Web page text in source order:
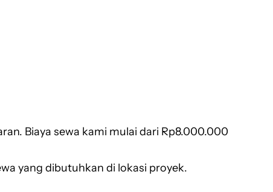
Biaya sewa kami mulai dari Rp8.000.000
yang dibutuhkan di lokasi proyek.